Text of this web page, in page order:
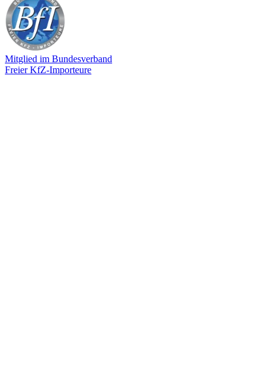
Mitglied im Bundesverband
Freier KfZ-Importeure